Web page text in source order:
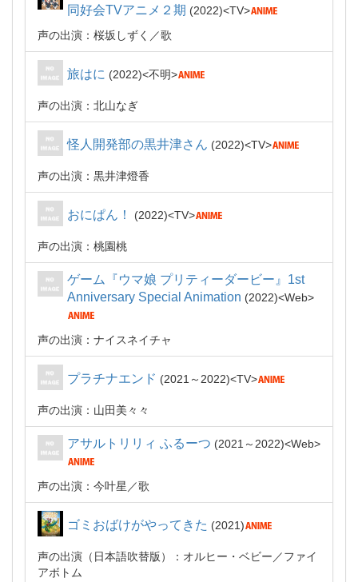
同好会TVアニメ２期
2022
TV
声の出演：桜坂しずく
歌
旅はに 2022 不明
声の出演：北山なぎ
怪人開発部の黒井津さん 2022 TV
声の出演：黒井津燈香
おにぱん！ 2022 TV
声の出演：桃園桃
ゲーム『ウマ娘 プリティーダービー』1st
Anniversary Special Animation
2022 Web
声の出演：ナイスネイチャ
プラチナエンド 2021～2022 TV
声の出演：山田美々々
アサルトリリィ ふるーつ 2021～2022 Web
声の出演：今叶星 歌
ゴミおばけがやってきた 2021
声の出演（日本語吹替版）：オルヒー・ベビー／ファイ
アボトム